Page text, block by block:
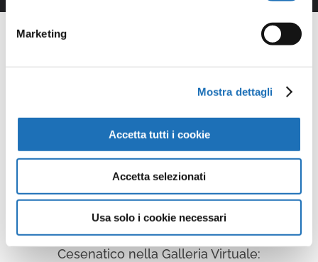
Marketing
Mostra dettagli
Accetta tutti i cookie
Accetta selezionati
Usa solo i cookie necessari
Opere della
Galleria
Virtuale
Continua a scoprire tutte le
opere della collezione d’arte di
Cesenatico nella Galleria Virtuale: